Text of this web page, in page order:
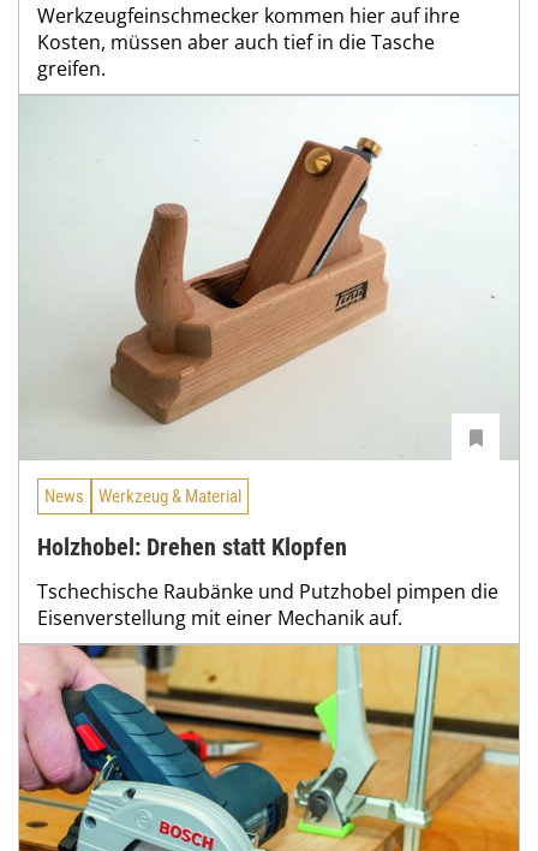
Werkzeugfeinschmecker kommen hier auf ihre
Kosten, müssen aber auch tief in die Tasche
greifen.
News Werkzeug & Material
Holzhobel: Drehen statt Klopfen
Tschechische Raubänke und Putzhobel pimpen die
Eisenverstellung mit einer Mechanik auf.